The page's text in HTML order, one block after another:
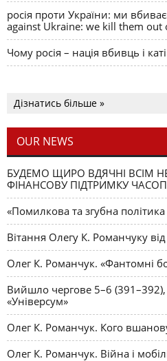
росія проти України: ми
against Ukraine: we kill them out
Чому росія – нація вбивць і
Дізнатись більше »
OUR NEWS
БУДЕМО ЩИРО ВДЯЧНІ ВСІМ
ФІНАНСОВУ ПІДТРИМКУ
«Помилкова та згубна
Вітання Олегу К. Романчуку
Олег К. Романчук. «Фантомні
Вийшло чергове 5–6
«Універсум»
Олег К. Романчук. Кого
Олег К. Романчук. Війна і